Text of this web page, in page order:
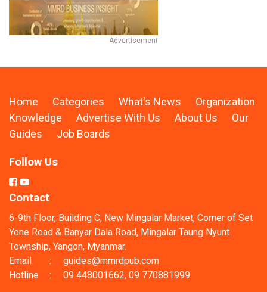
Home Categories What's News
Organization
Knowledge
Advertise With Us About Us
Our
Guides
Job Boards
Follow Us
Contact
6-9th Floor, Building C, New Mingalar Market, Corner of Set
Yone Road & Banyar Dala Road, Mingalar Taung Nyunt
Township, Yangon, Myanmar.
Email
:
guides@mmrdpub.com
Hotline
: 09 448001662, 09 770881999